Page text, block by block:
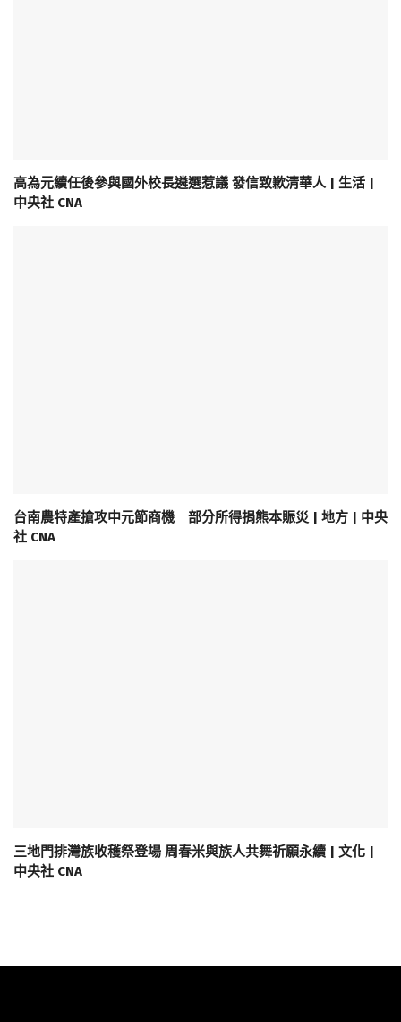
高為元續任後參與國外校長遴選惹議 發信致歉清華人 | 生活 |
中央社 CNA
台南農特產搶攻中元節商機 部分所得捐熊本賑災 | 地方 | 中央
社 CNA
三地門排灣族收穫祭登場 周春米與族人共舞祈願永續 | 文化 |
中央社 CNA